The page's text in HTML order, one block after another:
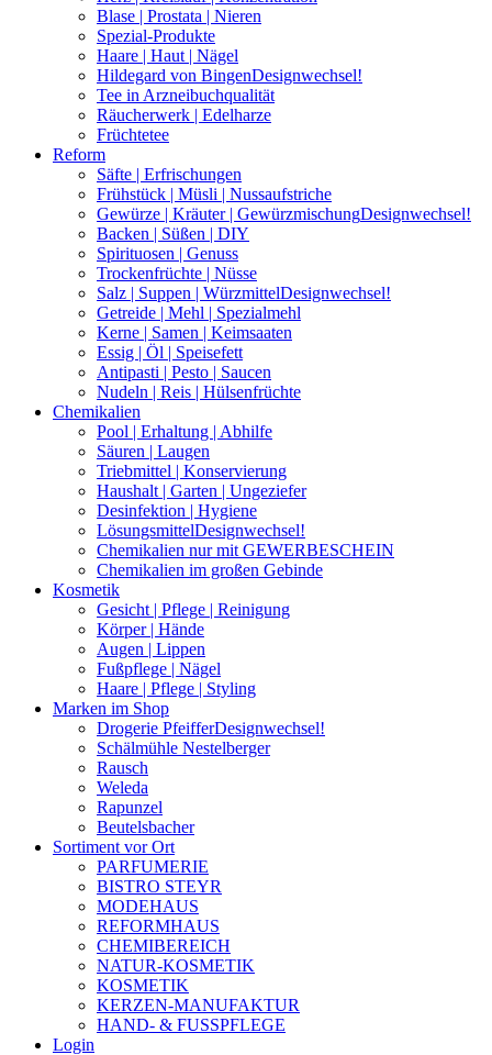
Blase | Prostata | Nieren
Spezial-Produkte
Haare | Haut | Nägel
Hildegard von BingenDesignwechsel!
Tee in Arzneibuchqualität
Räucherwerk | Edelharze
Früchtetee
Reform
Säfte | Erfrischungen
Frühstück | Müsli | Nussaufstriche
Gewürze | Kräuter | GewürzmischungDesignwechsel!
Backen | Süßen | DIY
Spirituosen | Genuss
Trockenfrüchte | Nüsse
Salz | Suppen | WürzmittelDesignwechsel!
Getreide | Mehl | Spezialmehl
Kerne | Samen | Keimsaaten
Essig | Öl | Speisefett
Antipasti | Pesto | Saucen
Nudeln | Reis | Hülsenfrüchte
Chemikalien
Pool | Erhaltung | Abhilfe
Säuren | Laugen
Triebmittel | Konservierung
Haushalt | Garten | Ungeziefer
Desinfektion | Hygiene
LösungsmittelDesignwechsel!
Chemikalien nur mit GEWERBESCHEIN
Chemikalien im großen Gebinde
Kosmetik
Gesicht | Pflege | Reinigung
Körper | Hände
Augen | Lippen
Fußpflege | Nägel
Haare | Pflege | Styling
Marken im Shop
Drogerie PfeifferDesignwechsel!
Schälmühle Nestelberger
Rausch
Weleda
Rapunzel
Beutelsbacher
Sortiment vor Ort
PARFUMERIE
BISTRO STEYR
MODEHAUS
REFORMHAUS
CHEMIBEREICH
NATUR-KOSMETIK
KOSMETIK
KERZEN-MANUFAKTUR
HAND- & FUSSPFLEGE
Login